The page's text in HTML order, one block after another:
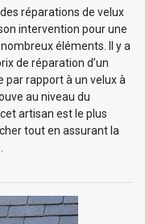
réparations de velux
intervention pour une
éléments. Il y a
de réparation d’un
par rapport à un velux à
au niveau du
artisan est le plus
tout en assurant la